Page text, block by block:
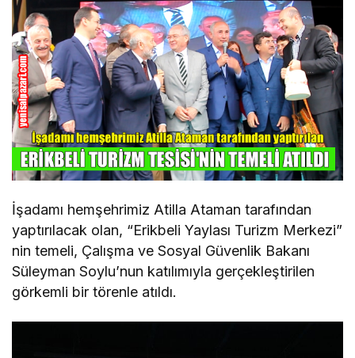
İşadamı hemşehrimiz Atilla Ataman tarafından
yaptırılacak olan, “Erikbeli Yaylası Turizm Merkezi”
nin temeli, Çalışma ve Sosyal Güvenlik Bakanı
Süleyman Soylu’nun katılımıyla gerçekleştirilen
görkemli bir törenle atıldı.